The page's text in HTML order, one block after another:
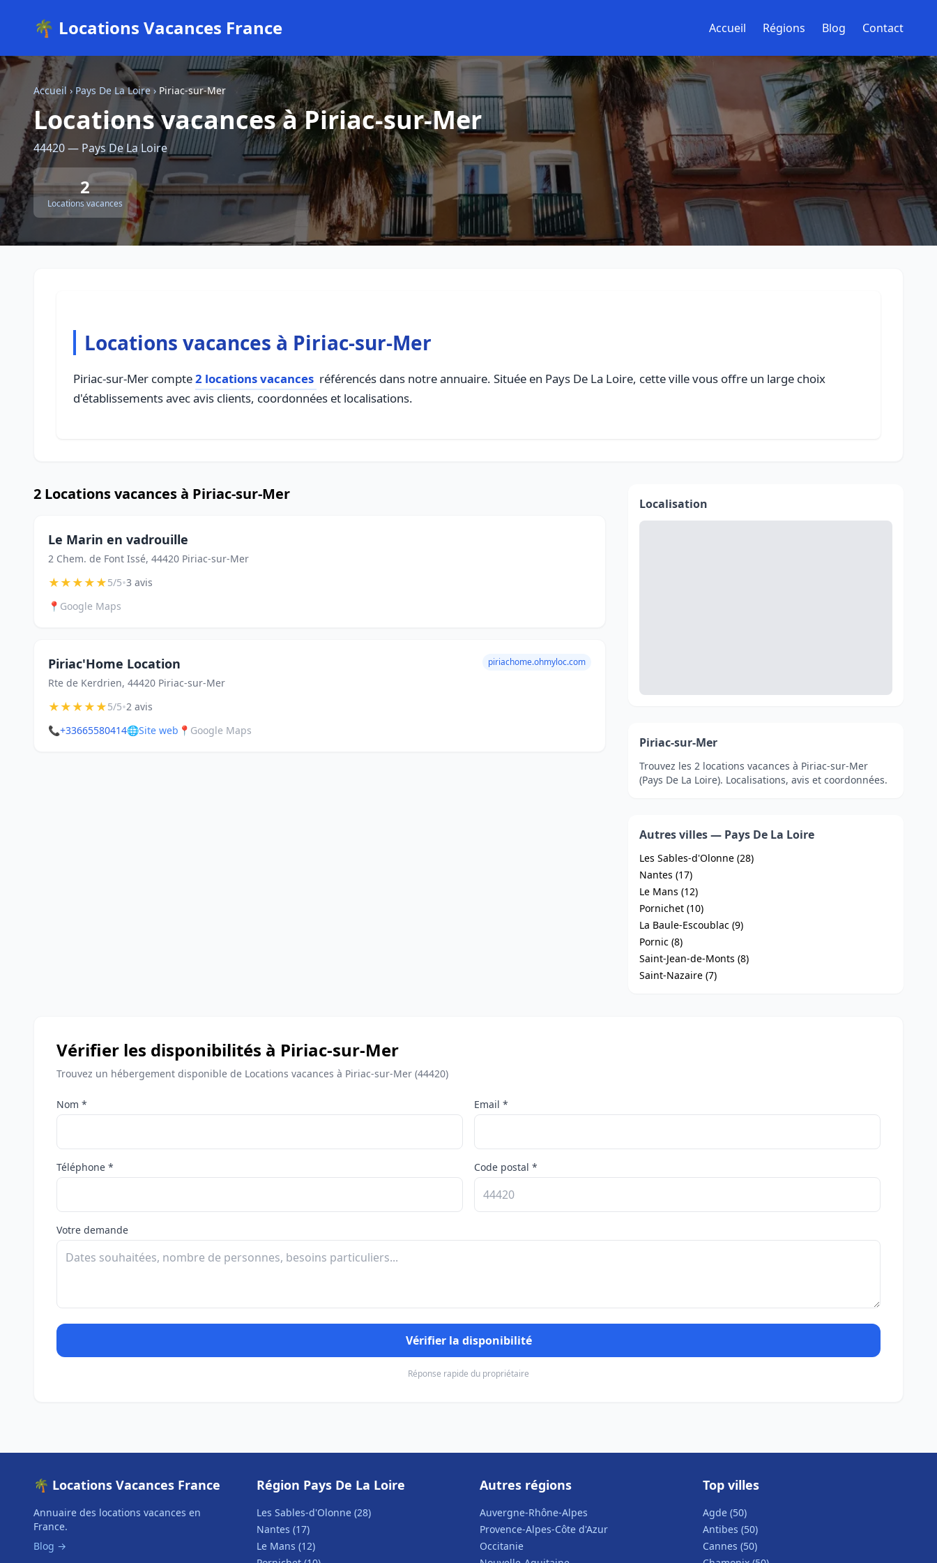
🌴 Locations Vacances France Accueil Régions Blog Contact
Accueil › Pays De La Loire› Piriac-sur-Mer
Locations vacances à Piriac-sur-Mer
44420 — Pays De La Loire
2
Locations vacances
Locations vacances à Piriac-sur-Mer
Piriac-sur-Mer compte2 locations vacances référencés dans notre annuaire. Située en Pays De La Loire, cette ville vous offre un large choix
d'établissements avec avis clients, coordonnées et localisations.
2 Locations vacances à Piriac-sur-Mer
Le Marin en vadrouille
2 Chem. de Font Issé, 44420 Piriac-sur-Mer
★★★★★5/5•3 avis
📍 Google Maps
Piriac'Home Location
Rte de Kerdrien, 44420 Piriac-sur-Mer
piriachome.ohmyloc.com
★★★★★5/5•2 avis
📞+33665580414🌐Site web 📍 Google Maps
Localisation
Piriac-sur-Mer
Trouvez les 2 locations vacances à Piriac-sur-Mer
(Pays De La Loire). Localisations, avis et coordonnées.
Autres villes — Pays De La Loire
Les Sables-d'Olonne (28)
Nantes (17)
Le Mans (12)
Pornichet (10)
La Baule-Escoublac (9)
Pornic (8)
Saint-Jean-de-Monts (8)
Saint-Nazaire (7)
Vérifier les disponibilités à Piriac-sur-Mer
Trouvez un hébergement disponible de Locations vacances à Piriac-sur-Mer (44420)
Nom * Email *
Téléphone * Code postal *
Votre demande
Vérifier la disponibilité
Réponse rapide du propriétaire
🌴 Locations Vacances France
Annuaire des locations vacances en
France.
Blog →
Région Pays De La Loire
Les Sables-d'Olonne (28)
Nantes (17)
Le Mans (12)
Autres régions
Auvergne-Rhône-Alpes
Provence-Alpes-Côte d'Azur
Occitanie
Top villes
Agde (50)
Antibes (50)
Cannes (50)